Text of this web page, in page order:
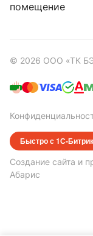
помещение
© 2026 ООО «ТК
Быстро с 1С-
Создание сайта и
Абарис